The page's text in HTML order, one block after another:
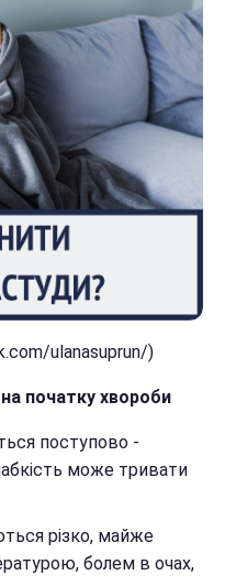
ulanasuprun/)
початку хвороби
поступово -
може тривати
різко, майже
болем в очах,